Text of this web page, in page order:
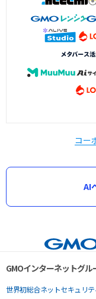
コー
AI
GMOインターネットグ
世界初総合ネットセキュリテ